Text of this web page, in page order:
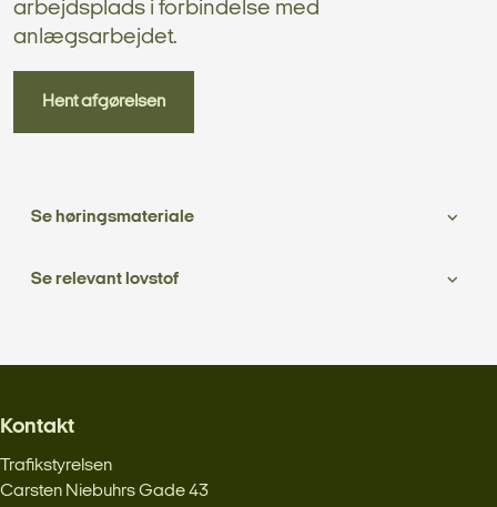
arbejdsplads i forbindelse med
anlægsarbejdet.
Hent afgørelsen
Se høringsmateriale
Se relevant lovstof
Kontakt
Trafikstyrelsen
Carsten Niebuhrs Gade 43